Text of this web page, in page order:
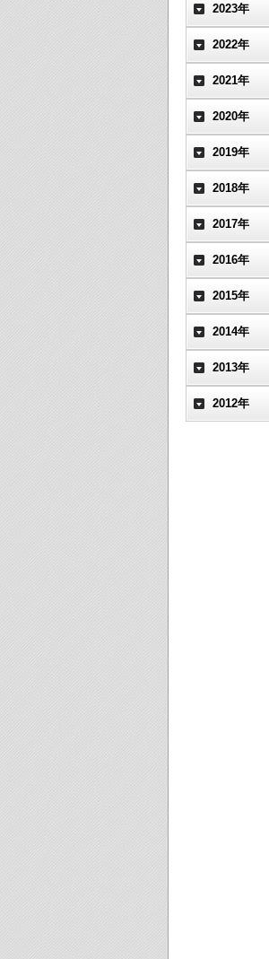
2023年
2022年
2021年
2020年
2019年
2018年
2017年
2016年
2015年
2014年
2013年
2012年